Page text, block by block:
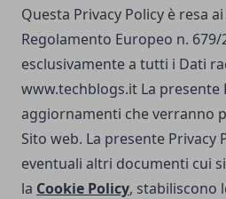
Questa Privacy Policy è resa
Regolamento Europeo n. 679/
esclusivamente a tutti i Dati
www.techblogs.it La presente
aggiornamenti che verranno
Sito web. La presente Privacy
eventuali altri documenti cui
la Cookie Policy, stabiliscono